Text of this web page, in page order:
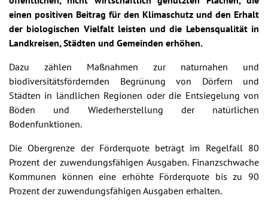
einen positiven Beitrag für den Klimaschutz und den Erhalt
der biologischen Vielfalt leisten und die Lebensqualität in
Landkreisen, Städten und Gemeinden erhöhen.
Dazu zählen Maßnahmen zur naturnahen und
biodiversitätsfördernden Begrünung von Dörfern und
Städten in ländlichen Regionen oder die Entsiegelung von
Böden und Wiederherstellung der natürlichen
Bodenfunktionen.
Die Obergrenze der Förderquote beträgt im Regelfall 80
Prozent der zuwendungsfähigen Ausgaben. Finanzschwache
Kommunen können eine erhöhte Förderquote bis zu 90
Prozent der zuwendungsfähigen Ausgaben erhalten.